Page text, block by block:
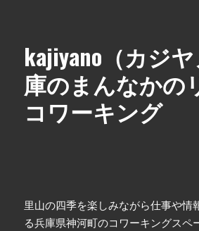
kajiyano（カジ
庫のまんなかの
コワーキング
里山の四季を楽しみながら仕事や情
る兵庫県神河町のコワーキングスペ